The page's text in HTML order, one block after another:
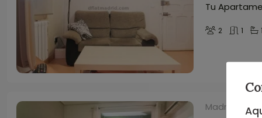
Tu
2 1 1
Madrid -